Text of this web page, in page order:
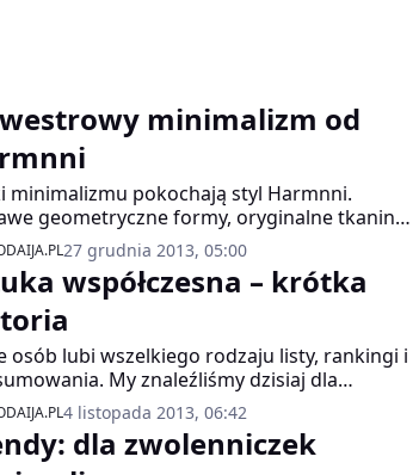
minimalizm od
minimalizmu pokochają styl Harmnni.
geometryczne formy, oryginalne tkaniny i
wzory – to przepis na klasykę w
wydaniu.
27 grudnia 2013, 05:00
współczesna – krótka
osób lubi wszelkiego rodzaju listy, rankingi i
My znaleźliśmy dzisiaj dla
listę grupującą serwisy, gdzie którym
może stać się „ekspertem” od sztuki
4 listopada 2013, 06:42
dla zwolenniczek